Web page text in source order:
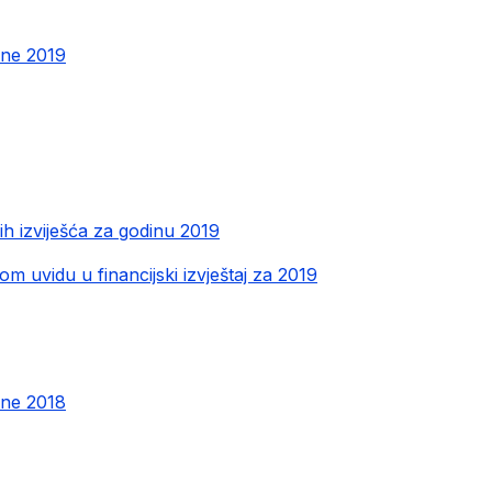
2019
izviješća za godinu 2019
uvidu u financijski izvještaj za 2019
2018